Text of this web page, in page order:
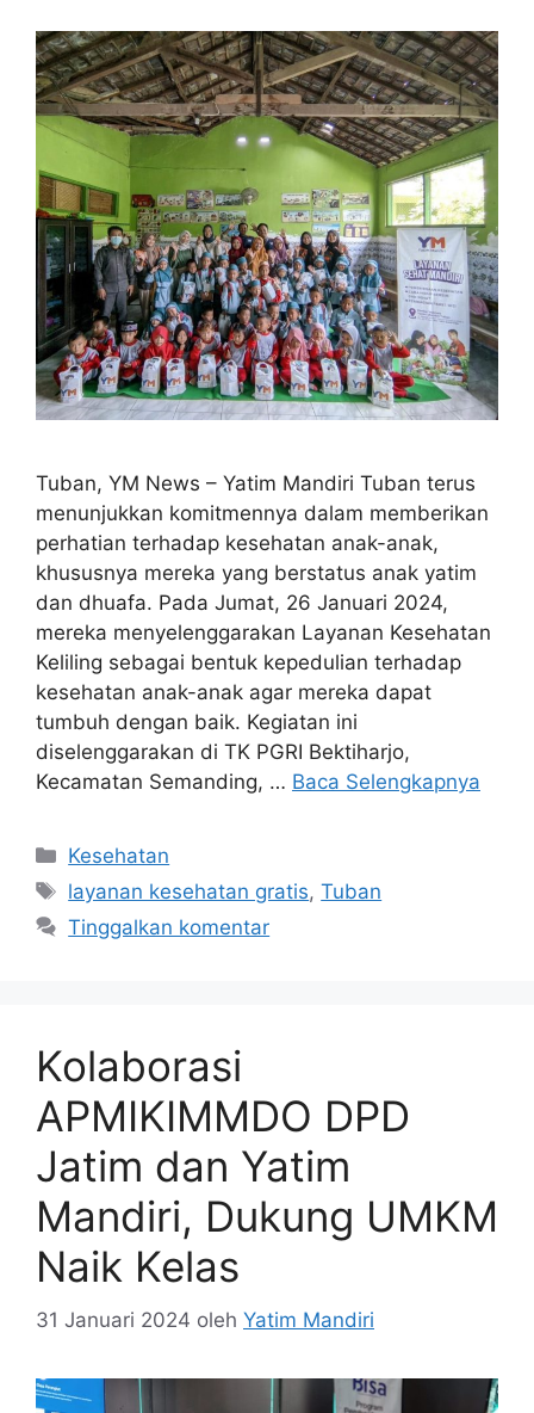
Tuban, YM News – Yatim Mandiri Tuban terus
menunjukkan komitmennya dalam memberikan
perhatian terhadap kesehatan anak-anak,
khususnya mereka yang berstatus anak yatim
dan dhuafa. Pada Jumat, 26 Januari 2024,
mereka menyelenggarakan Layanan Kesehatan
Keliling sebagai bentuk kepedulian terhadap
kesehatan anak-anak agar mereka dapat
tumbuh dengan baik. Kegiatan ini
diselenggarakan di TK PGRI Bektiharjo,
Kecamatan Semanding, … Baca Selengkapnya
Kesehatan
layanan kesehatan gratis,Tuban
Tinggalkan komentar
Kolaborasi
APMIKIMMDO DPD
Jatim dan Yatim
Mandiri, Dukung UMKM
Naik Kelas
31 Januari 2024 oleh Yatim Mandiri